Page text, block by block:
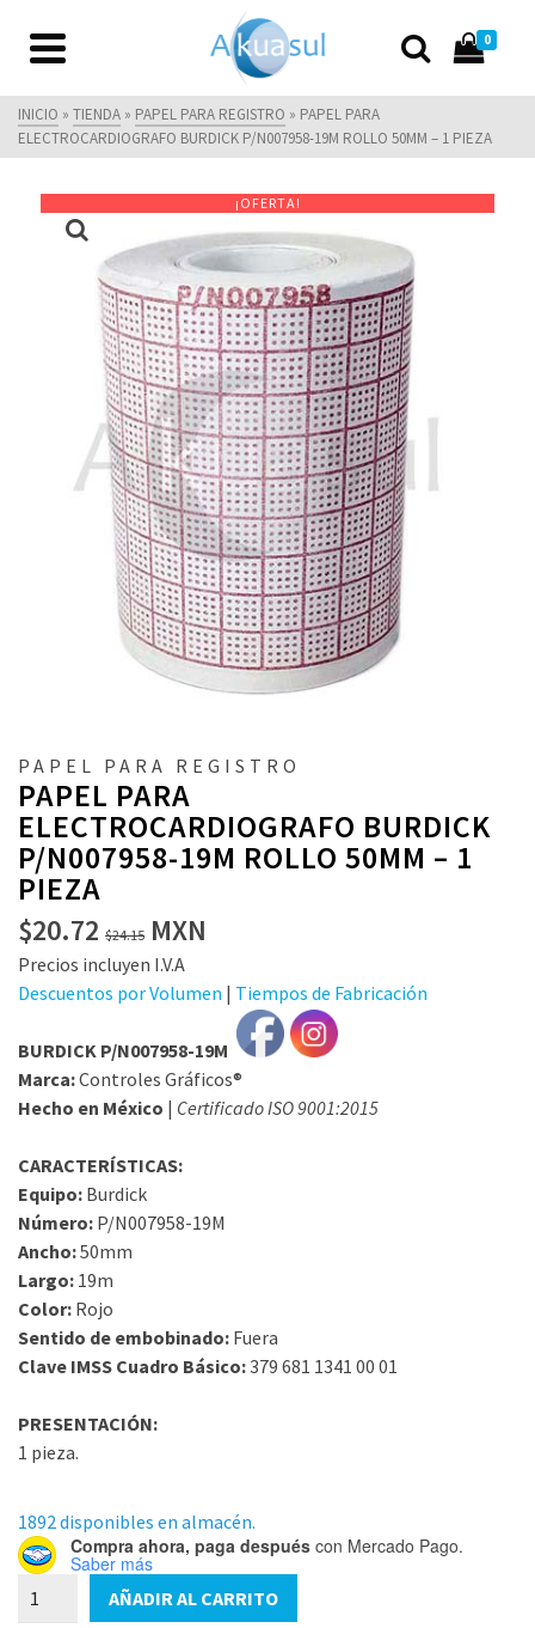
0
INICIO » TIENDA » PAPEL PARA REGISTRO » PAPEL PARA
ELECTROCARDIOGRAFO BURDICK P/N007958-19M ROLLO 50MM – 1 PIEZA
¡OFERTA!
PAPEL PARA REGISTRO
PAPEL PARA
ELECTROCARDIOGRAFO BURDICK
P/N007958-19M ROLLO 50MM – 1
PIEZA
$24.15 El
precio
original
$24.15.
$20.72 El
precio
actual
$20.72.
MXN
Precios incluyen I.V.A
Descuentos por Volumen | Tiempos de Fabricación
BURDICK P/N007958-19M
Marca:Controles Gráficos®
Hecho en México | Certificado ISO 9001:2015
CARACTERÍSTICAS:
Equipo: Burdick
Número: P/N007958-19M
Ancho:50mm
Largo: 19m
Color: Rojo
Sentido de embobinado: Fuera
Clave IMSS Cuadro Básico:379 681 1341 00 01
PRESENTACIÓN:
1 pieza.
1892 disponibles en almacén.
Compra ahora, paga después con Mercado Pago.
Saber más
Papel
AÑADIR AL CARRITO